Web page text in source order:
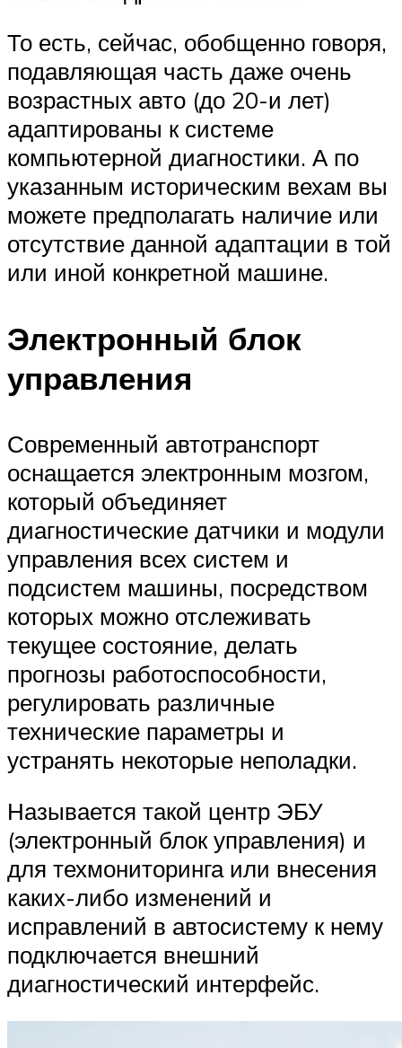
То есть, сейчас, обобщенно говоря,
подавляющая часть даже очень
возрастных авто (до 20-и лет)
адаптированы к системе
компьютерной диагностики. А по
указанным историческим вехам вы
можете предполагать наличие или
отсутствие данной адаптации в той
или иной конкретной машине.
Электронный блок
управления
Современный автотранспорт
оснащается электронным мозгом,
который объединяет
диагностические датчики и модули
управления всех систем и
подсистем машины, посредством
которых можно отслеживать
текущее состояние, делать
прогнозы работоспособности,
регулировать различные
технические параметры и
устранять некоторые неполадки.
Называется такой центр ЭБУ
(электронный блок управления) и
для техмониторинга или внесения
каких-либо изменений и
исправлений в автосистему к нему
подключается внешний
диагностический интерфейс.